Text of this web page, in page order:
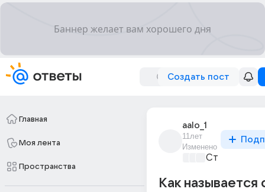
Создать пост
Главная
Моя лента
Пространства
aalo_1
11лет
Изменено
Стиль и
Как называется